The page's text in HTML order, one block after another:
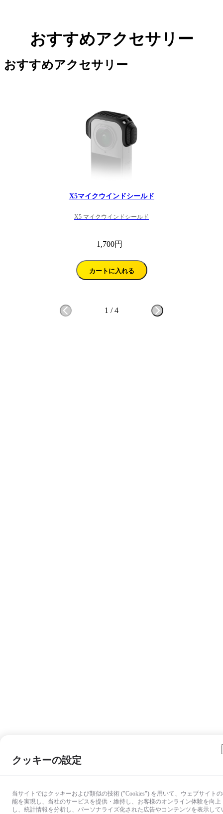
おすすめアクセサリー
おすすめアクセサリー
X5マイクウインドシールド
X5 マイクウインドシールド
1,700円
カートに入れる
1 /4
クッキーの設定
当サイトではクッキーおよび類似の技術 ("Cookies") を用いて、ウェブサイト
能を実現し、当社のサービスを提供・維持し、お客様のオンライン体験を向上
し、統計情報を分析し、パーソナライズ化された広告やコンテンツを表示して